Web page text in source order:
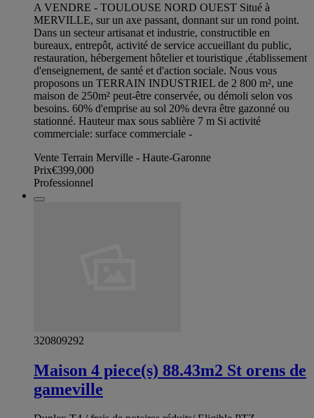
A VENDRE - TOULOUSE NORD OUEST Situé à
MERVILLE, sur un axe passant, donnant sur un rond point.
Dans un secteur artisanat et industrie, constructible en
bureaux, entrepôt, activité de service accueillant du public,
restauration, hébergement hôtelier et touristique ,établissement
d'enseignement, de santé et d'action sociale. Nous vous
proposons un TERRAIN INDUSTRIEL de 2 800 m², une
maison de 250m² peut-être conservée, ou démoli selon vos
besoins. 60% d'emprise au sol 20% devra être gazonné ou
stationné. Hauteur max sous sablière 7 m Si activité
commerciale: surface commerciale -
Vente Terrain Merville - Haute-Garonne
Prix€399,000
Professionnel
320809292
Maison 4 piece(s) 88.43m2 St orens de
gameville